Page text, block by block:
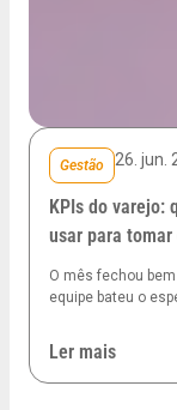
Gestão 26. jun.
KPIs do varejo:
usar para
O mês fechou
equipe bateu o
Ler mais